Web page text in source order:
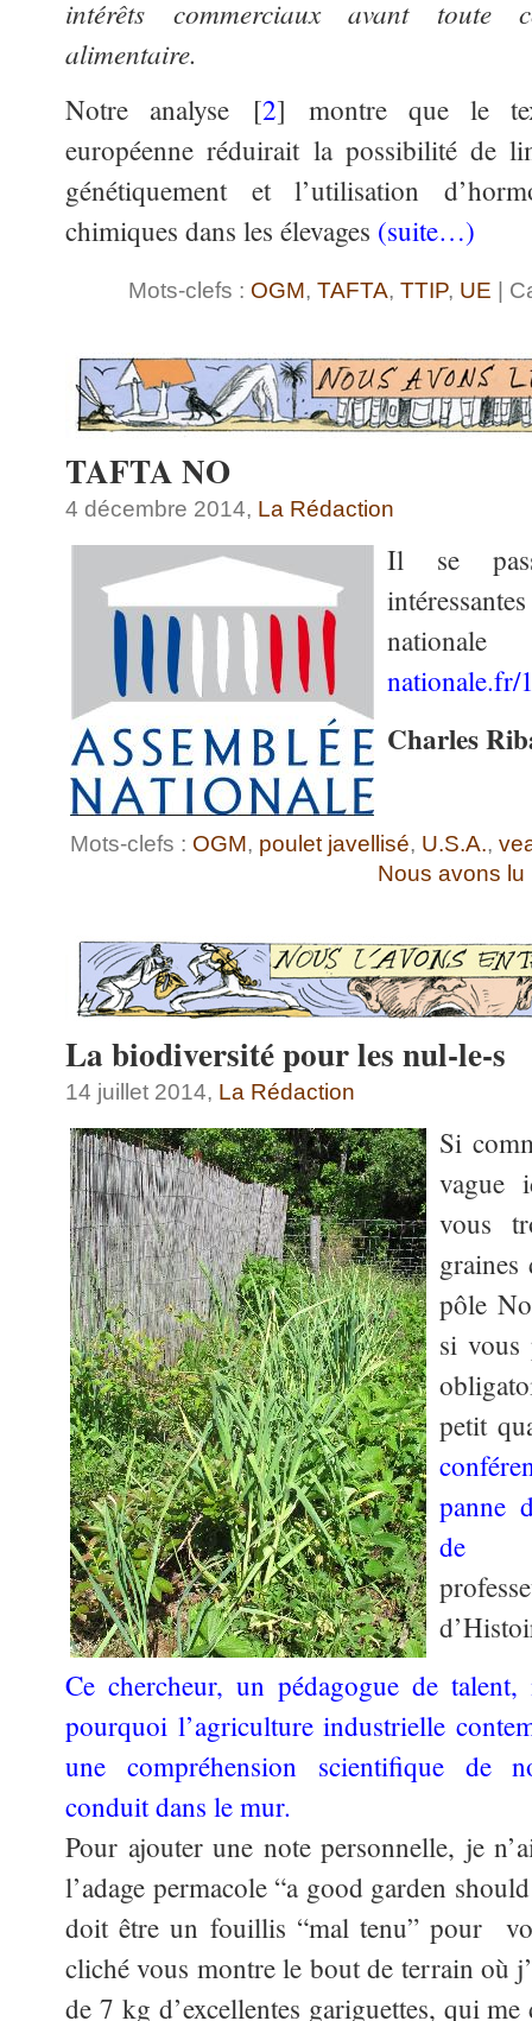
intérêts commerciaux avant toute
alimentaire.
Notre analyse [2] montre que le
européenne réduirait la possibilité de
génétiquement et l’utilisation
chimiques dans les élevages (suite…)
Mots-clefs : OGM, TAFTA, TTIP, UE |
TAFTA NO
4 décembre 2014, La Rédaction
Il se
nationale.fr/
Charles
Mots-clefs : OGM, poulet javellisé, U.S.A.,
Nous avons lu
La biodiversité pour les nul-le-s
14 juillet 2014, La Rédaction
Si
vague
vous
pôle
si vous
petit
panne
de
Ce chercheur, un pédagogue de
pourquoi l’agriculture industrielle
une compréhension scientifique de
conduit dans le mur.
Pour ajouter une note personnelle, je
l’adage permacole “a good garden
doit être un fouillis “mal tenu” pour
cliché vous montre le bout de terrain où
de 7 kg d’excellentes gariguettes, qui